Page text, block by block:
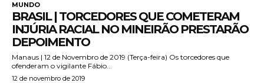
MUNDO
BRASIL | TORCEDORES QUE COMETERAM
INJÚRIA RACIAL NO MINEIRÃO PRESTARÃO
DEPOIMENTO
Manaus | 12 de Novembro de 2019 (Terça-feira) Os torcedores que
ofenderam o vigilante Fábio...
12 de novembro de 2019